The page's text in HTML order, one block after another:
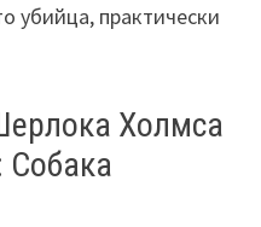
убийца, практически
Холмса
Собака